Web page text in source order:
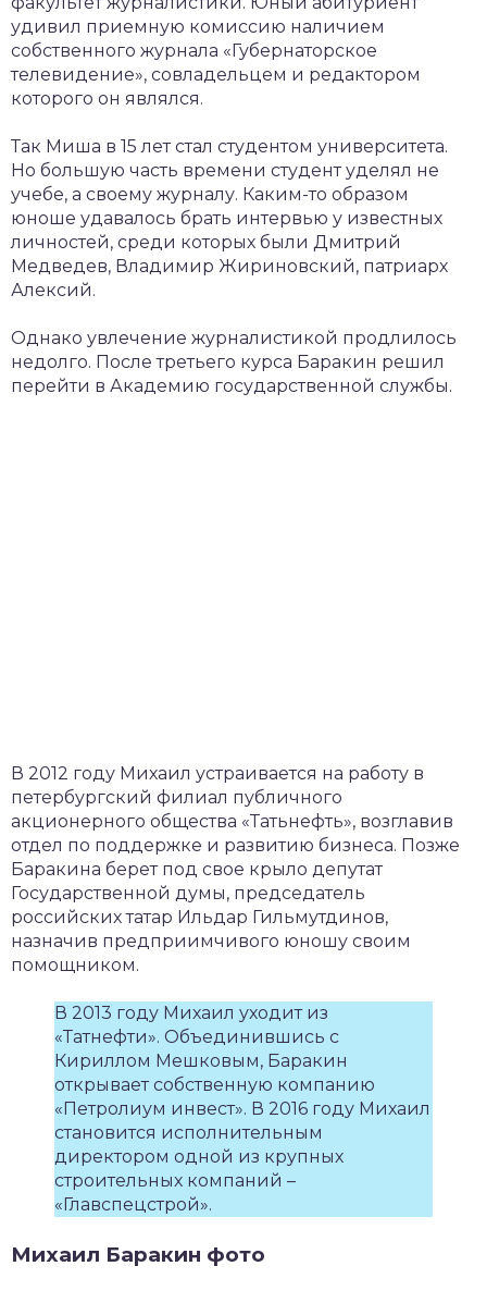
удивил приемную комиссию наличием
собственного журнала «Губернаторское
телевидение», совладельцем и редактором
которого он являлся.
Так Миша в 15 лет стал студентом университета.
Но большую часть времени студент уделял не
учебе, а своему журналу. Каким-то образом
юноше удавалось брать интервью у известных
личностей, среди которых были Дмитрий
Медведев, Владимир Жириновский, патриарх
Алексий.
Однако увлечение журналистикой продлилось
недолго. После третьего курса Баракин решил
перейти в Академию государственной службы.
В 2012 году Михаил устраивается на работу в
петербургский филиал публичного
акционерного общества «Татьнефть», возглавив
отдел по поддержке и развитию бизнеса. Позже
Баракина берет под свое крыло депутат
Государственной думы, председатель
российских татар Ильдар Гильмутдинов,
назначив предприимчивого юношу своим
помощником.
В 2013 году Михаил уходит из
«Татнефти». Объединившись с
Кириллом Мешковым, Баракин
открывает собственную компанию
«Петролиум инвест». В 2016 году Михаил
становится исполнительным
директором одной из крупных
строительных компаний –
«Главспецстрой».
Михаил Баракин фото